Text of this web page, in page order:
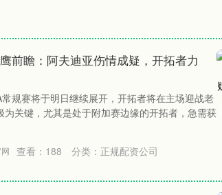
前瞻：阿夫迪亚伤情成疑，开拓者力
规赛将于明日继续展开，开拓者将在主场迎战老
为关键，尤其是处于附加赛边缘的开拓者，急需获
查看： 188 分类： 正规配资公司